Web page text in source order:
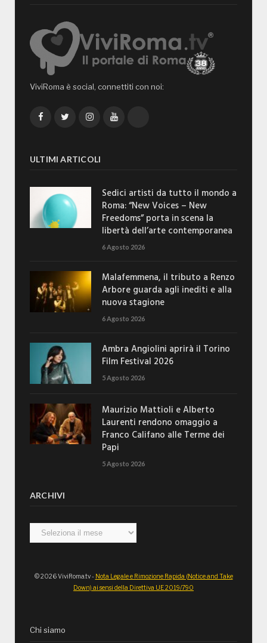
ViviRoma è social, connettiti con noi:
FacebookTwitterInstagramYouTube
ULTIMI ARTICOLI
Sedici artisti da tutto il mondo a
Roma: “New Voices – New
Freedoms” porta in scena la
libertà dell’arte contemporanea
6 Agosto 2026
Malafemmena, il tributo a Renzo
Arbore guarda agli inediti e alla
nuova stagione
6 Agosto 2026
Ambra Angiolini aprirà il Torino
Film Festival 2026
5 Agosto 2026
Maurizio Mattioli e Alberto
Laurenti rendono omaggio a
Franco Califano alle Terme dei
Papi
5 Agosto 2026
ARCHIVI
Archivi
© 2026 ViviRoma.tv - Nota Legale e Rimozione Rapida (Notice and Take
Down) ai sensi della Direttiva UE 2019/790
Chi siamo